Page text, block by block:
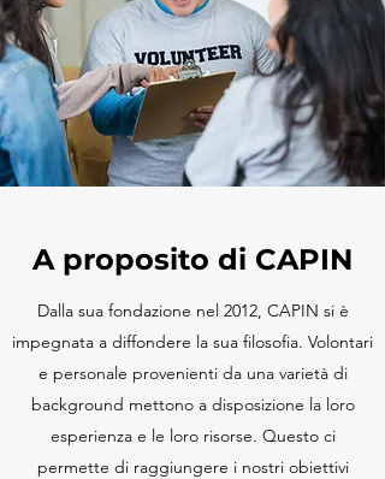
A proposito di CAPIN
Dalla sua fondazione nel 2012, CAPIN si è
impegnata a diffondere la sua filosofia. Volontari
e personale provenienti da una varietà di
background mettono a disposizione la loro
esperienza e le loro risorse. Questo ci
permette di raggiungere i nostri obiettivi